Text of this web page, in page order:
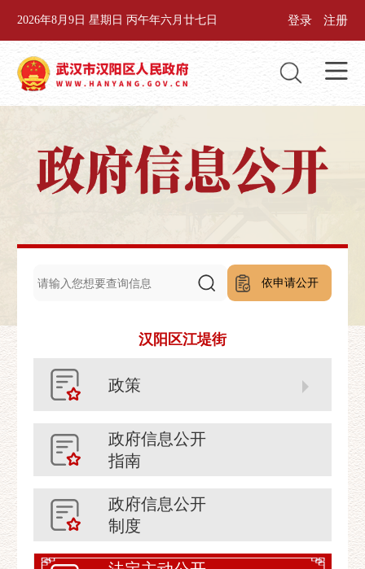
2026年8月9日 星期日 丙午年六月廿七日 登录 注册
依申请公开
汉阳区江堤街
政策
政府信息公开
指南
政府信息公开
制度